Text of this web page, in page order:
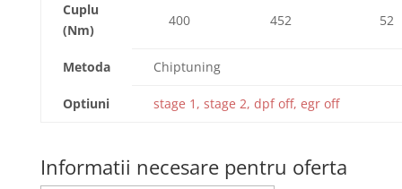
Cuplu
(Nm)
400 452 52
Metoda Chiptuning
Optiuni stage 1, stage 2, dpf off, egr off
Informatii necesare pentru oferta